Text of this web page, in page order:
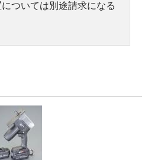
ついては別途請求になる